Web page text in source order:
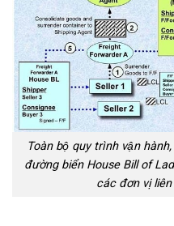
Toàn bộ quy trình vận
đường biển House Bill of
các đơn vị